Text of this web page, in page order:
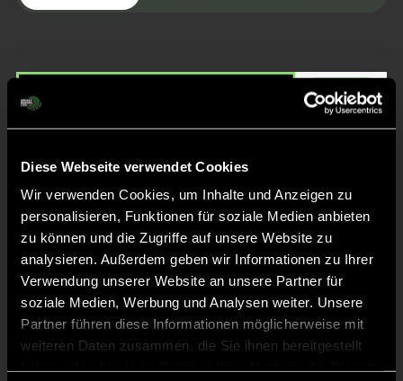
Diese Webseite verwendet Cookies
Wir verwenden Cookies, um Inhalte und Anzeigen zu
personalisieren, Funktionen für soziale Medien anbieten
zu können und die Zugriffe auf unsere Website zu
analysieren. Außerdem geben wir Informationen zu Ihrer
Verwendung unserer Website an unsere Partner für
soziale Medien, Werbung und Analysen weiter. Unsere
Partner führen diese Informationen möglicherweise mit
weiteren Daten zusammen, die Sie ihnen bereitgestellt
Liveticker
60'
Abpfiff
Spiel beendet
46' TOR 1:1, FELDTOR
1' TOR 0:1, FELDTOR